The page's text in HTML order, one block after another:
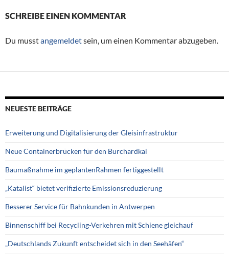
SCHREIBE EINEN KOMMENTAR
Du musstangemeldetsein, um einen Kommentar abzugeben.
NEUESTE BEITRÄGE
Erweiterung und Digitalisierung der Gleisinfrastruktur
Neue Containerbrücken für den Burchardkai
Baumaßnahme im geplantenRahmen fertiggestellt
„Katalist“ bietet verifizierte Emissionsreduzierung
Besserer Service für Bahnkunden in Antwerpen
Binnenschiff bei Recycling-Verkehren mit Schiene gleichauf
„Deutschlands Zukunft entscheidet sich in den Seehäfen“